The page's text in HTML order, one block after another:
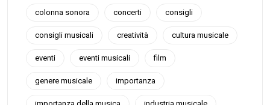
colonna sonora concerti consigli
consigli musicali creatività cultura musicale
eventi eventi musicali film
genere musicale importanza